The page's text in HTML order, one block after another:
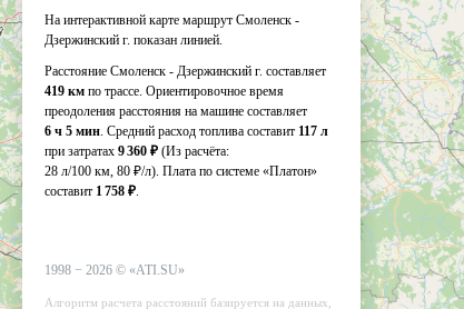
На интерактивной карте маршрут Смоленск -
Дзержинский г. показан линией.
Расстояние Смоленск - Дзержинский г. составляет
419 км по трассе. Ориентировочное время
преодоления расстояния на машине составляет
6 ч 5 мин. Средний расход топлива составит 117 л
при затратах 9 360 ₽ (Из расчёта:
28 л/100 км, 80 ₽/л). Плата по системе «Платон»
составит 1 758 ₽.
1998 − 2026 © «ATI.SU»
Алгоритм расчета расстояний базируется на данных,